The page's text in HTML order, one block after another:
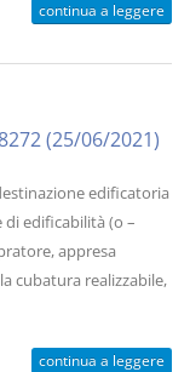
continua a leggere
(25/06/2021)
edificatoria
edificabilità (o –
appresa
cubatura realizzabile,
continua a leggere